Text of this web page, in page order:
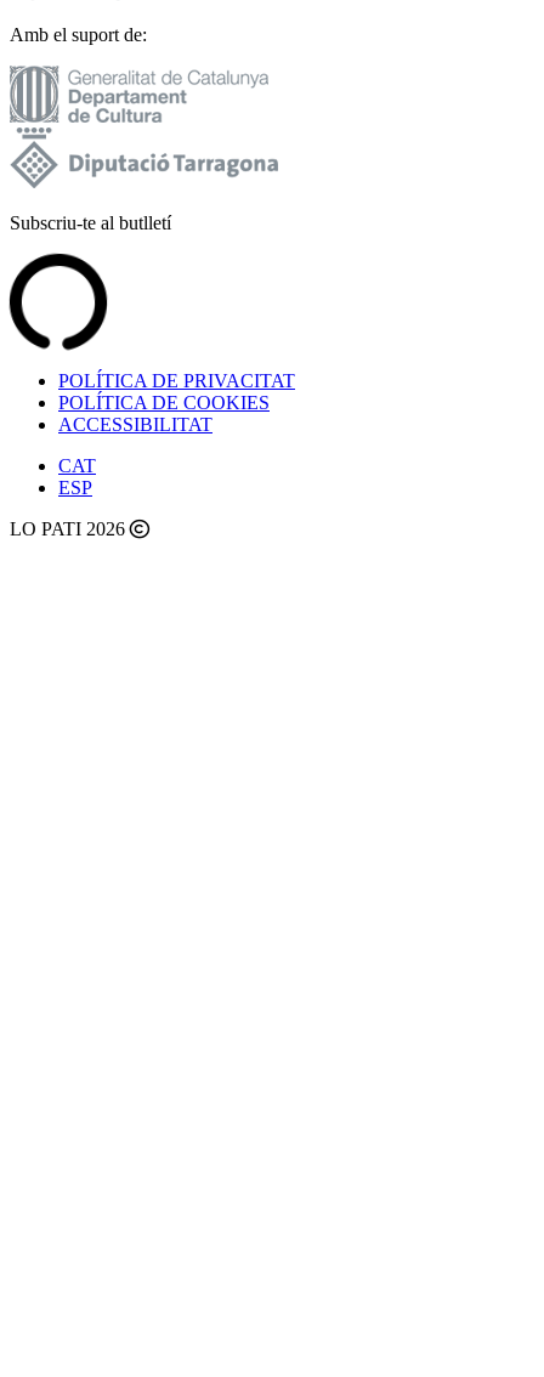
Amb el suport de:
Subscriu-te al butlletí
POLÍTICA DE PRIVACITAT
POLÍTICA DE COOKIES
ACCESSIBILITAT
CAT
ESP
LO PATI 2026